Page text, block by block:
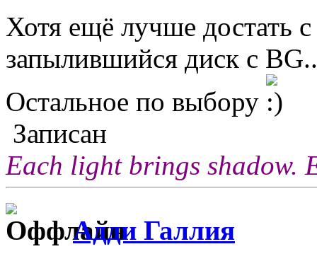
Хотя ещё лучше достать
запылившийся диск с
Остальное по выбору
Записан
Each light brings shadow.
Адди Галлия